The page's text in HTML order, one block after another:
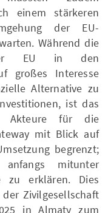
einem stärkeren
der EU-
Während die
der EU in den
großes Interesse
Alternative zu
ist das
Akteure für die
mit Blick auf
begrenzt;
mitunter
zu erklären. Dies
Zivilgesellschaft
in Almaty zum